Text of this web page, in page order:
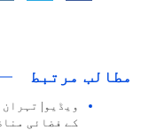
مطالب مرتبط
ویڈیو|
کے فضائی